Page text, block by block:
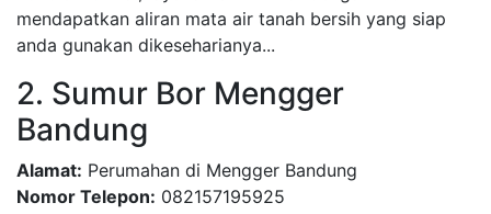
mendapatkan aliran mata air tanah bersih yang siap
anda gunakan dikeseharianya...
2. Sumur Bor Mengger
Bandung
Alamat: Perumahan di Mengger Bandung
Nomor Telepon: 082157195925